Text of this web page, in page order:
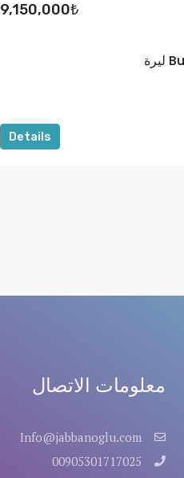
9,150,000₺
Details
معلومات الاتصال
Info@jabbanoglu.com
00905301717025